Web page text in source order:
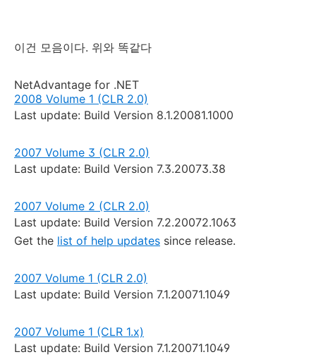
이건 모음이다. 위와 똑같다
NetAdvantage for .NET
2008 Volume 1 (CLR 2.0)
Last update: Build Version 8.1.20081.1000
2007 Volume 3 (CLR 2.0)
Last update: Build Version 7.3.20073.38
2007 Volume 2 (CLR 2.0)
Last update: Build Version 7.2.20072.1063
Get the list of help updates since release.
2007 Volume 1 (CLR 2.0)
Last update: Build Version 7.1.20071.1049
2007 Volume 1 (CLR 1.x)
Last update: Build Version 7.1.20071.1049